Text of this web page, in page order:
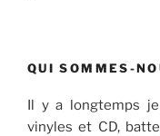
QUI SOMMES-
Il y a longtemps
vinyles et CD,